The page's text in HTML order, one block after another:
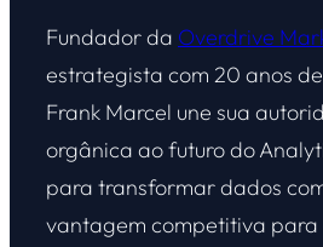
Fundador da Overdrive
estrategista com 20 anos
Frank Marcel une sua
orgânica ao futuro do
para transformar dados
vantagem competitiva para